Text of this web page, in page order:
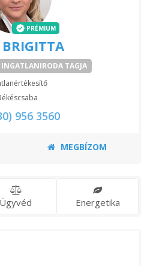
PRÉMIUM
INGATLANIRODA TAGJA
956 3560
MEGBÍZOM
Ügyvéd Energetika